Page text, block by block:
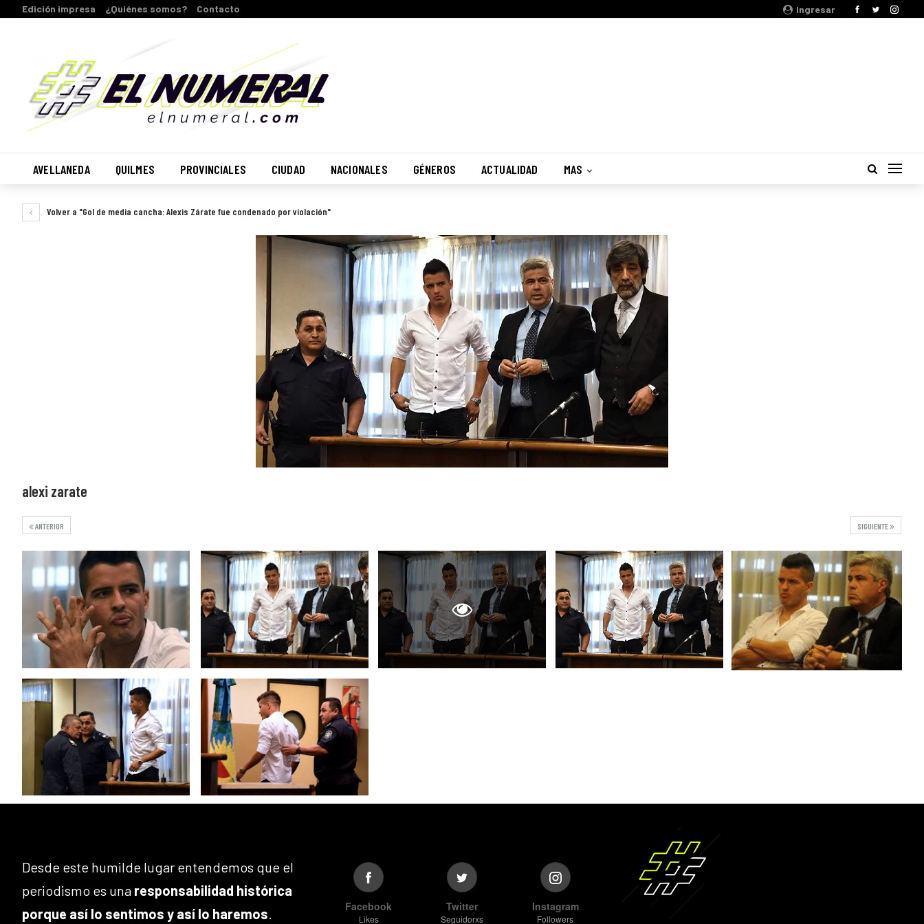
Ingresar
Edición impresa ¿Quiénes somos? Contacto
AVELLANEDA QUILMES PROVINCIALES CIUDAD NACIONALES GÉNEROS ACTUALIDAD MAS
Volver a "Gol de media cancha: Alexis Zárate fue condenado por violación"
alexi zarate
SIGUIENTE
ANTERIOR
Desde este humilde lugar entendemos que el
periodismo es una responsabilidad histórica
porque así lo sentimos y así lo haremos. Facebook
Likes
Twitter
Seguidorxs
Instagram
Followers